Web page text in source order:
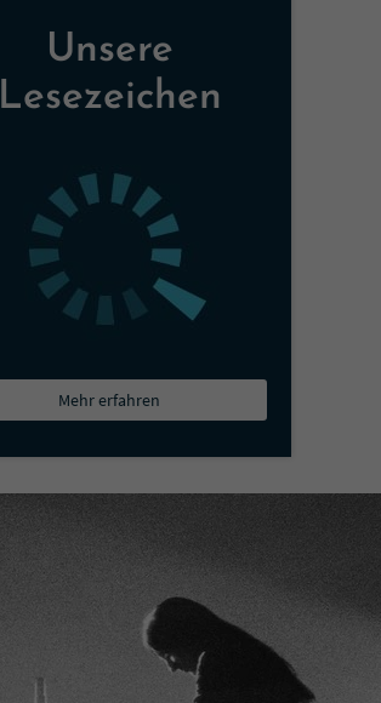
Unsere
Lesezeichen
Mehr erfahren